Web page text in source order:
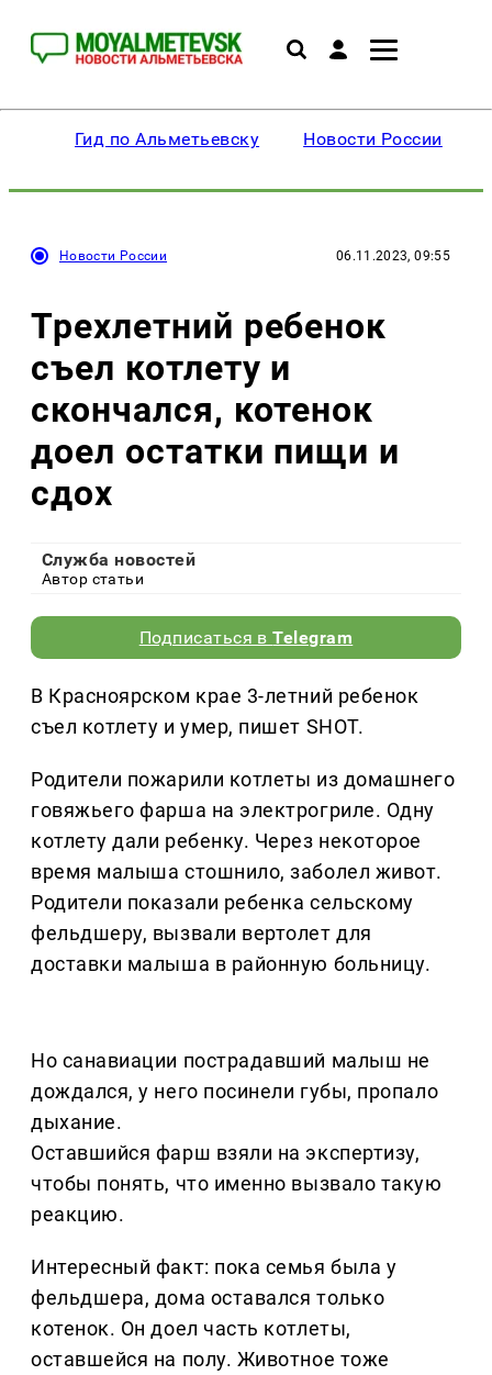
Гид по Альметьевску Новости России
Новости России 06.11.2023, 09:55
Трехлетний ребенок
съел котлету и
скончался, котенок
доел остатки пищи и
сдох
Служба новостей
Автор статьи
Подписаться вTelegram
В Красноярском крае 3-летний ребенок
съел котлету и умер, пишет SHOT.
Родители пожарили котлеты из домашнего
говяжьего фарша на электрогриле. Одну
котлету дали ребенку. Через некоторое
время малыша стошнило, заболел живот.
Родители показали ребенка сельскому
фельдшеру, вызвали вертолет для
доставки малыша в районную больницу.
Но санавиации пострадавший малыш не
дождался, у него посинели губы, пропало
дыхание.
Оставшийся фарш взяли на экспертизу,
чтобы понять, что именно вызвало такую
реакцию.
Интересный факт: пока семья была у
фельдшера, дома оставался только
котенок. Он доел часть котлеты,
оставшейся на полу. Животное тоже